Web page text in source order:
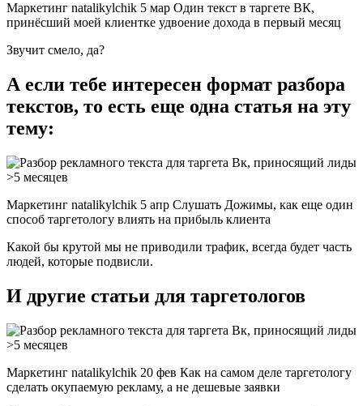
Маркетинг natalikylchik 5 мар Один текст в таргете ВК,
принёсший моей клиентке удвоение дохода в первый месяц
Звучит смело, да?
А если тебе интересен формат разбора
текстов, то есть еще одна статья на эту
тему:
Маркетинг natalikylchik 5 апр Слушать Дожимы, как еще один
способ таргетологу влиять на прибыль клиента
Какой бы крутой мы не приводили трафик, всегда будет часть
людей, которые подвисли.
И другие статьи для таргетологов
Маркетинг natalikylchik 20 фев Как на самом деле таргетологу
сделать окупаемую рекламу, а не дешевые заявки